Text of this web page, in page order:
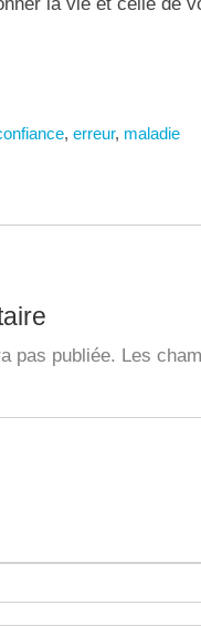
, erreur, maladie
pas publiée. Les